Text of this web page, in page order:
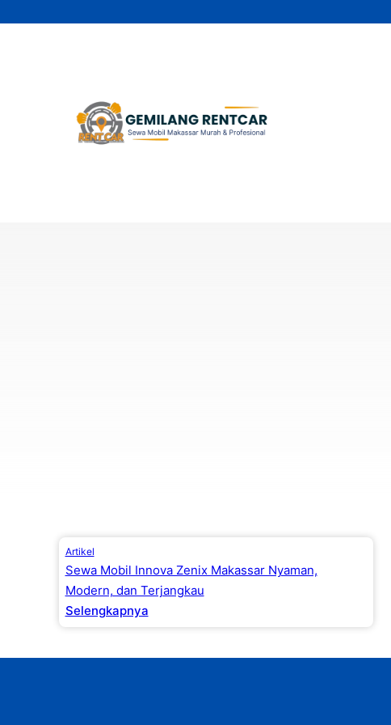
Artikel
Sewa Mobil Innova Zenix Makassar Nyaman,
Modern, dan Terjangkau
Selengkapnya